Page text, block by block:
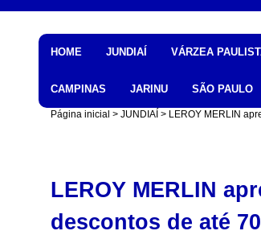
HOME JUNDIAÍ VÁRZEA
CAMPINAS JARINU SÃO PAULO
Página inicial JUNDIAÍ LEROY MERLIN
LEROY MERLIN
descontos de até